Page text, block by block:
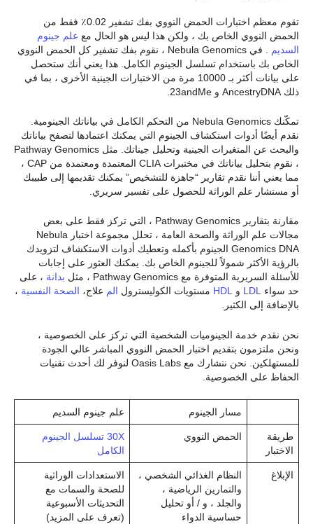
تقوم معظم اختبارات الحمض النووي بفك تشفير 0.02٪ فقط من
الحمض النووي الخاص بك ، ولكن هذا ليس هو الحال مع علم جينوم
السديم
. في Nebula Genomics ، نقوم بفك تشفير كل الحمض النووي
الخاص بك باستخدام تسلسل الجينوم الكامل. هذا يعني أنك ستحصل
على بيانات أكثر بـ 10000 مرة من الاختبارات الجينية الأخرى ، بما في
ذلك AncestryDNA و 23andMe.
تمكّنك Nebula Genomics من التحكم الكامل في بياناتك الجينومية.
نقدم أيضًا أدوات استكشاف الجينوم التي يمكنك اعتمادها لتصفح بياناتك
والبحث عن المتغيرات الجينية وتحليل جيناتك. مثل Pathway Genomics
، نقوم بتحليل بياناتك في مختبرات CLIA المعتمدة ومعتمدة من CAP ،
مما يعني أننا نقدم تقارير “جاهزة للتشخيص” يمكنك تقديمها إلى طبيبك
أو مستشار علم الوراثة للحصول على تفسير سريري.
مقارنة بتقارير Pathway Genomics ، التي تركز فقط على بعض
مجالات علم الوراثة والصحة العامة ، تحلل مجموعة اختبار Nebula
Genomics DNA الجينوم بأكمله وتعطيك أدوات الاستكشاف لتزويدك
بالرؤية الأكثر شمولاً للجينوم الخاص بك. يمكنك العثور على إجابات
للأسئلة السريرية المتوفرة مع Pathway Genomics ، مثل
بدانة ، على
حد سواء
و مستويات الكوليسترول الم علاج، الصحة النفسية ،
بالإضافة إلى الكثير.
نحن نقدم خدمة الجينوميات الشخصية التي تركز على الخصوصية ،
ونحن ملتزمون بتقديم اختبار الحمض النووي المباشر عالي الجودة
للمستهلكين. نحن نتشارك مع Oasis Labs لنوفر لك أحدث تقنيات
الحفاظ على الخصوصية.
مسار الجينوم علم جينوم السديم
طريقة
الاختبار
الحمض النووي
30X تسلسل الجينوم
الكامل
الإبلاغ
النظام الغذائي الشخصي ،
والتمارين الرياضية ،
والجلد ، و / أو تحليل
حساسية الدواء
الاستعدادات الوراثية
للصحة والسمات مع
التحديثات الأسبوعية
(تعرف على المزيد)